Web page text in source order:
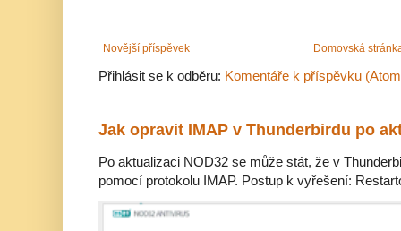
Novější příspěvek Domovská
Přihlásit se k odběru: Komentáře k příspěvku
Jak opravit IMAP v Thunderbirdu po
Po aktualizaci NOD32 se může stát, že v
pomocí protokolu IMAP. Postup k vyřešení: